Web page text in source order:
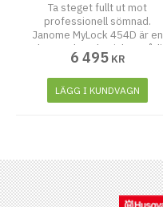
Ta steget fullt ut mot
professionell sömnad.
Janome MyLock 454D är en
robust och mekanisk 4-trådig
overlockmaskin designad för
att ge dig perfekta sömmar,
rullfållar och flatlock-detaljer
med absolut lätthet.
6 495 KR
LÄGG I KUNDVAGN